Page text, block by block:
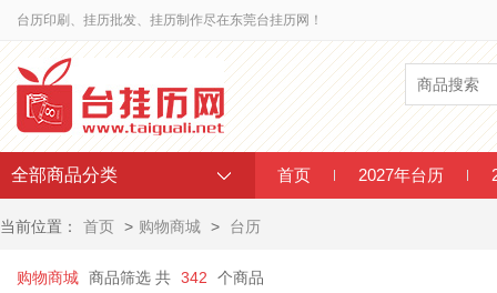
台历印刷、挂历批发、挂历制作尽在东莞台挂历网！
全部商品分类 首页 2027年台历
当前位置： 首页 > 购物商城 > 台历
购物商城 商品筛选 共 342 个商品